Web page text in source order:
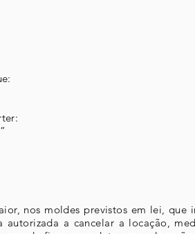
nos moldes previstos em lei, que
a cancelar a locação,